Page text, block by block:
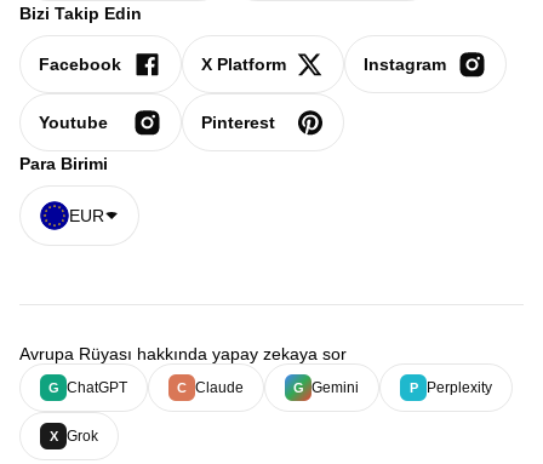
Bizi Takip Edin
Facebook X Platform Instagram
Youtube Pinterest
Para Birimi
EUR
Avrupa Rüyası hakkında yapay zekaya sor
G ChatGPT C Claude G Gemini P Perplexity
X Grok